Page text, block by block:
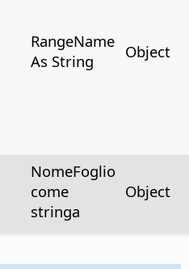
RangeName
As String
Object
NomeFoglio
come
stringa
Object